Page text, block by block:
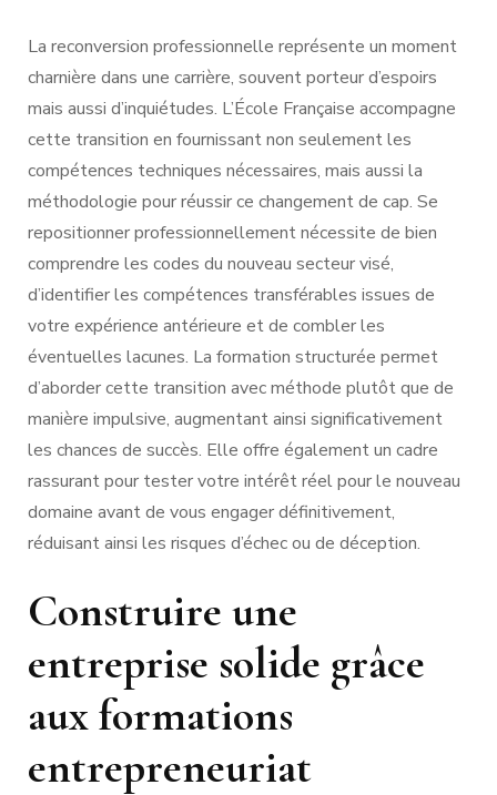
La reconversion professionnelle représente un moment
charnière dans une carrière, souvent porteur d’espoirs
mais aussi d’inquiétudes. L’École Française accompagne
cette transition en fournissant non seulement les
compétences techniques nécessaires, mais aussi la
méthodologie pour réussir ce changement de cap. Se
repositionner professionnellement nécessite de bien
comprendre les codes du nouveau secteur visé,
d’identifier les compétences transférables issues de
votre expérience antérieure et de combler les
éventuelles lacunes. La formation structurée permet
d’aborder cette transition avec méthode plutôt que de
manière impulsive, augmentant ainsi significativement
les chances de succès. Elle offre également un cadre
rassurant pour tester votre intérêt réel pour le nouveau
domaine avant de vous engager définitivement,
réduisant ainsi les risques d’échec ou de déception.
Construire une
entreprise solide grâce
aux formations
entrepreneuriat